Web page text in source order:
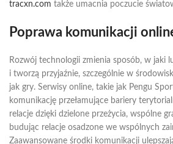
tracxn.com także umacnia poczucie
Poprawa komunikacji
Rozwój technologii zmienia sposób, w jaki
i tworzą przyjaźnie, szczególnie w
jak gry. Serwisy online, takie jak Pengu
komunikację przełamujące bariery
relacje dzięki dzielone przeżycia, wspólne
budując relacje osadzone we wspólnych
Zaawansowane środki komunikacji